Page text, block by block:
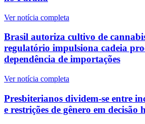
Ver notícia completa
Brasil autoriza cultivo de
regulatório impulsiona cadeia
dependência de importações
Ver notícia completa
Presbiterianos dividem-se entre
e restrições de gênero em decisão